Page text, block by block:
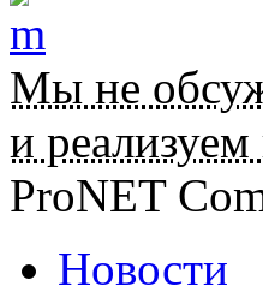
Мы не
и
ProNET
Новости